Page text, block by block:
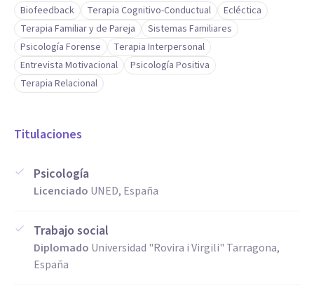
Biofeedback Terapia Cognitivo-Conductual
Ecléctica
Terapia Familiar y de Pareja
Sistemas Familiares
Psicología Forense
Terapia Interpersonal
Entrevista Motivacional
Psicología Positiva
Terapia Relacional
Titulaciones
Psicología
Licenciado UNED, España
Trabajo social
Diplomado Universidad "Rovira i Virgili" Tarragona,
España